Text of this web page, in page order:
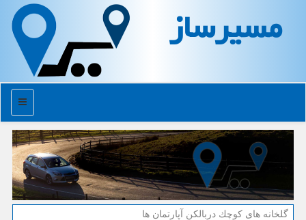
مسیرساز
منو
گلخانه های كوچك دربالكن آپارتمان ها